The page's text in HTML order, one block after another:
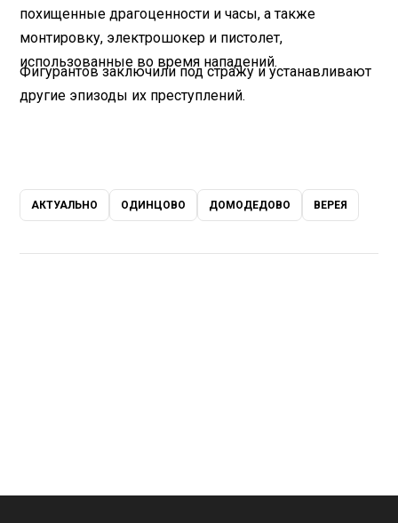
похищенные драгоценности и часы, а также
монтировку, электрошокер и пистолет,
использованные во время нападений.
Фигурантов заключили под стражу и устанавливают
другие эпизоды их преступлений.
АКТУАЛЬНО ОДИНЦОВО ДОМОДЕДОВО ВЕРЕЯ